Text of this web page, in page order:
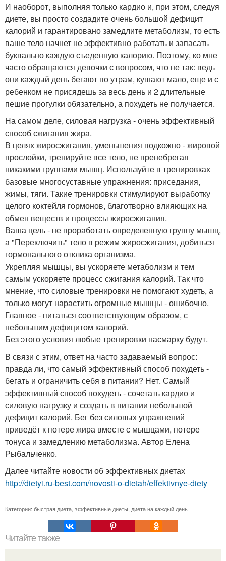
И наоборот, выполняя только кардио и, при этом, следуя
диете, вы просто создадите очень большой дефицит
калорий и гарантировано замедлите метаболизм, то есть
ваше тело начнет не эффективно работать и запасать
буквально каждую съеденную калорию. Поэтому, ко мне
часто обращаются девочки с вопросом, что не так: ведь
они каждый день бегают по утрам, кушают мало, еще и с
ребенком не присядешь за весь день и 2 длительные
пешие прогулки обязательно, а похудеть не получается.
На самом деле, силовая нагрузка - очень эффективный
способ сжигания жира.
В целях жиросжигания, уменьшения подкожно - жировой
прослойки, тренируйте все тело, не пренебрегая
никакими группами мышц. Используйте в тренировках
базовые многосуставные упражнения: приседания,
жимы, тяги. Такие тренировки стимулируют выработку
целого коктейля гормонов, благотворно влияющих на
обмен веществ и процессы жиросжигания.
Ваша цель - не проработать определенную группу мышц,
а "Переключить" тело в режим жиросжигания, добиться
гормонального отклика организма.
Укрепляя мышцы, вы ускоряете метаболизм и тем
самым ускоряете процесс сжигания калорий. Так что
мнение, что силовые тренировки не помогают худеть, а
только могут нарастить огромные мышцы - ошибочно.
Главное - питаться соответствующим образом, с
небольшим дефицитом калорий.
Без этого условия любые тренировки насмарку будут.
В связи с этим, ответ на часто задаваемый вопрос:
правда ли, что самый эффективный способ похудеть -
бегать и ограничить себя в питании? Нет. Самый
эффективный способ похудеть - сочетать кардио и
силовую нагрузку и создать в питании небольшой
дефицит калорий. Бег без силовых упражнений
приведёт к потере жира вместе с мышцами, потере
тонуса и замедлению метаболизма. Автор Елена
Рыбальченко.
Далее читайте новости об эффективных диетах
http://dietyi.ru-best.com/novosti-o-dietah/effektivnye-diety
Категории: быстрая диета, эффективные диеты, диета на каждый день
Читайте также